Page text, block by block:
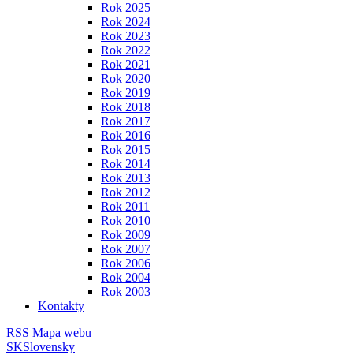
Rok 2025
Rok 2024
Rok 2023
Rok 2022
Rok 2021
Rok 2020
Rok 2019
Rok 2018
Rok 2017
Rok 2016
Rok 2015
Rok 2014
Rok 2013
Rok 2012
Rok 2011
Rok 2010
Rok 2009
Rok 2007
Rok 2006
Rok 2004
Rok 2003
Kontakty
RSS Mapa webu
SKSlovensky